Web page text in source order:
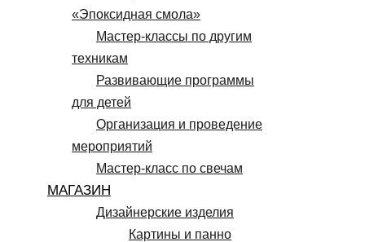
«Эпоксидная смола»
Мастер-классы по другим
техникам
Развивающие программы
для детей
Организация и проведение
мероприятий
Мастер-класс по свечам
МАГАЗИН
Дизайнерские изделия
Картины и панно